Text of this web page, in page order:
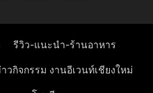
รีวิว-แนะนำ-ร้านอาหาร
วกิจกรรม งานอีเวนท์เชียงใหม่